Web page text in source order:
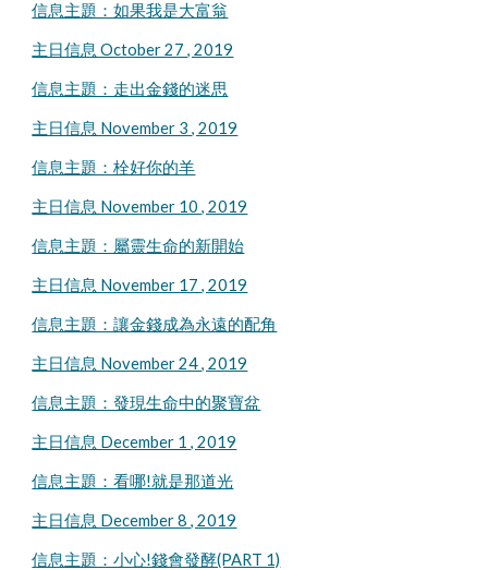
信息主題：如果我是大富翁
主日信息 October 27 , 2019
信息主題：走出金錢的迷思
主日信息 November 3 , 2019
信息主題：栓好你的羊
主日信息 November 10 , 2019
信息主題：屬靈生命的新開始
主日信息 November 17 , 2019
信息主題：讓金錢成為永遠的配角
主日信息 November 24 , 2019
信息主題：發現生命中的聚寶盆
主日信息 December 1 , 2019
信息主題：看哪!就是那道光
主日信息 December 8 , 2019
信息主題：小心!錢會發酵(PART 1)